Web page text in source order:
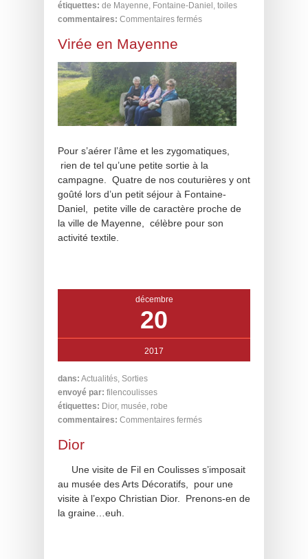
étiquettes: de Mayenne, Fontaine-Daniel , toiles
commentaires: Commentaires fermés
Virée en Mayenne
Pour s’aérer l’âme et les zygomatiques,
rien de tel qu’une petite sortie à la
campagne. Quatre de nos couturières y ont
goûté lors d’un petit séjour à Fontaine-
Daniel, petite ville de caractère proche de
la ville de Mayenne, célèbre pour son
activité textile.
décembre
20
2017
dans: Actualités, Sorties
envoyé par: filencoulisses
étiquettes: Dior, musée, robe
commentaires: Commentaires fermés
Dior
Une visite de Fil en Coulisses s’imposait
au musée des Arts Décoratifs, pour une
visite à l’expo Christian Dior. Prenons-en de
la graine…euh.